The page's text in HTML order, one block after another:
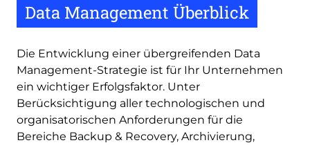
Data Management Überblick
Die Entwicklung einer übergreifenden Data
Management-Strategie ist für Ihr Unternehmen
ein wichtiger Erfolgsfaktor. Unter
Berücksichtigung aller technologischen und
organisatorischen Anforderungen für die
Bereiche Backup & Recovery, Archivierung,